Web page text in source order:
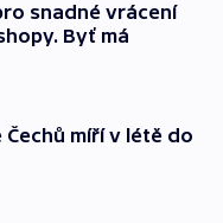
snadné vrácení
Byť má
Čechů míří v létě do